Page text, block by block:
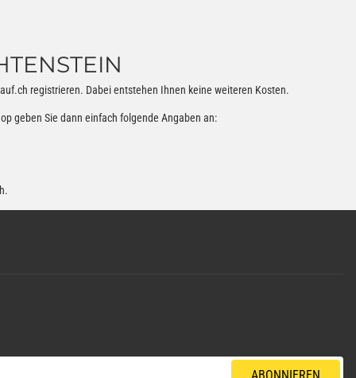
registrieren. Dabei entstehen Ihnen keine weiteren Kosten.
geben Sie dann einfach folgende Angaben an:
.
ABONNIEREN